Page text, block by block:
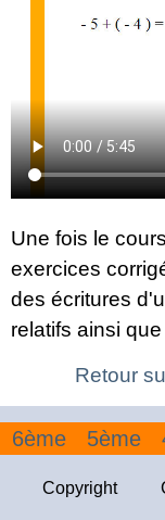
Une fois le
exercices
des écritures
relatifs ainsi
Retour
6ème 5ème
Copyright